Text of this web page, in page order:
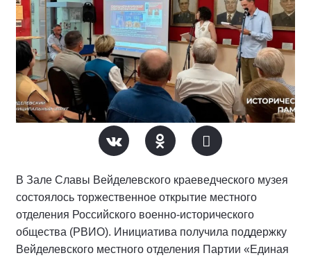
В Зале Славы Вейделевского краеведческого музея
состоялось торжественное открытие местного
отделения Российского военно-исторического
общества (РВИО). Инициатива получила поддержку
Вейделевского местного отделения Партии «Единая